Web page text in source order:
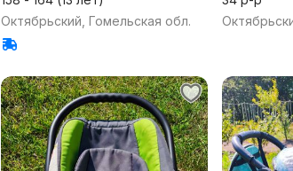
Октябрьский, Гомельская обл.